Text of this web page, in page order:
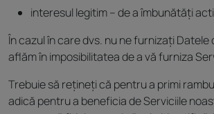
interesul legitim – de a îmbunătăți
În cazul în care dvs. nu ne furnizați Datele
aflăm în imposibilitatea de a vă furniza
Trebuie să rețineți că pentru a primi
adică pentru a beneficia de Serviciile